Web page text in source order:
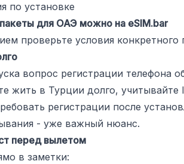
по установке
для ОАЭ можно на eSIM.bar
проверьте условия
вопрос регистрации телефона
жить в Турции долго,
регистрации после
- уже важный нюанс.
перед вылетом
в заметки: